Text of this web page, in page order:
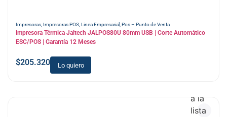
Impresoras Impresoras POS Linea Empresarial Pos – Punto de Venta
Impresora Térmica Jaltech JALPOS80U 80mm USB | Corte Automático
ESC/POS | Garantía 12 Meses
$205.320 Lo quiero
a la
lista